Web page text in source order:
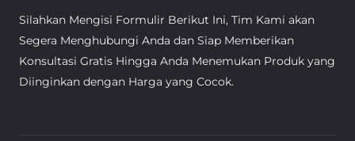
Silahkan Mengisi Formulir Berikut Ini, Tim Kami akan
Segera Menghubungi Anda dan Siap Memberikan
Konsultasi Gratis Hingga Anda Menemukan Produk yang
Diinginkan dengan Harga yang Cocok.